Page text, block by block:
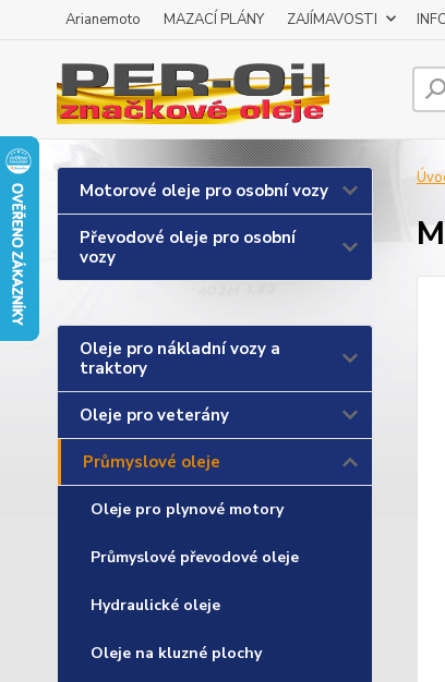
Arianemoto MAZACÍ PLÁNY ZAJÍMAVOSTI
Motorové oleje pro osobní vozy
Převodové oleje pro osobní
vozy
Oleje pro nákladní vozy a
traktory
Oleje pro veterány
Průmyslové oleje
Oleje pro plynové motory
Průmyslové převodové oleje
Hydraulické oleje
Oleje na kluzné plochy